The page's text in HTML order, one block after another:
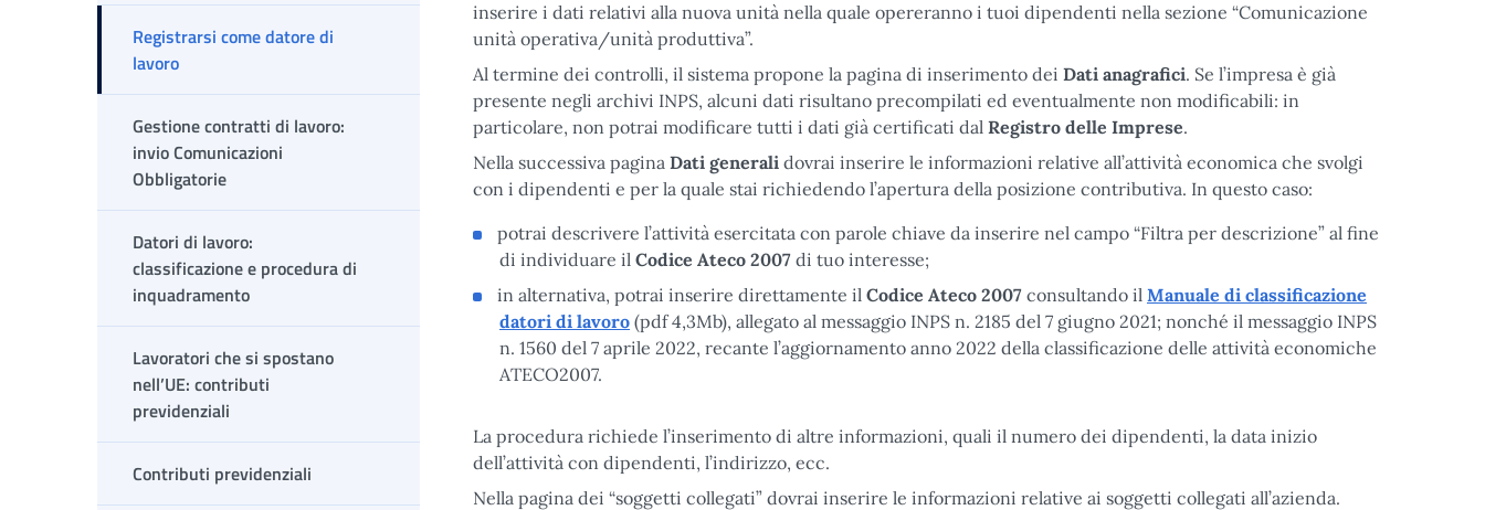
Registrarsi come datore di
lavoro
Gestione contratti di lavoro:
invio Comunicazioni
Obbligatorie
Datori di lavoro:
classificazione e procedura di
inquadramento
Lavoratori che si spostano
nell’UE: contributi
previdenziali
Contributi previdenziali
inserire i dati relativi alla nuova unità nella quale opereranno i tuoi dipendenti nella sezione “Comunicazione
unità operativa/unità produttiva”.
Al termine dei controlli, il sistema propone la pagina di inserimento dei Dati anagrafici. Se l’impresa è già
presente negli archivi INPS, alcuni dati risultano precompilati ed eventualmente non modificabili: in
particolare, non potrai modificare tutti i dati già certificati dal Registro delle Imprese.
Nella successiva pagina Dati generali dovrai inserire le informazioni relative all’attività economica che svolgi
con i dipendenti e per la quale stai richiedendo l’apertura della posizione contributiva. In questo caso:
potrai descrivere l’attività esercitata con parole chiave da inserire nel campo “Filtra per descrizione” al fine
di individuare il Codice Ateco 2007 di tuo interesse;
in alternativa, potrai inserire direttamente il Codice Ateco 2007 consultando il Manuale di classificazione
datori di lavoro (pdf 4,3Mb), allegato al messaggio INPS n. 2185 del 7 giugno 2021; nonché il messaggio INPS
n. 1560 del 7 aprile 2022, recante l’aggiornamento anno 2022 della classificazione delle attività economiche
ATECO2007.
La procedura richiede l’inserimento di altre informazioni, quali il numero dei dipendenti, la data inizio
dell’attività con dipendenti, l’indirizzo, ecc.
Nella pagina dei “soggetti collegati” dovrai inserire le informazioni relative ai soggetti collegati all’azienda.